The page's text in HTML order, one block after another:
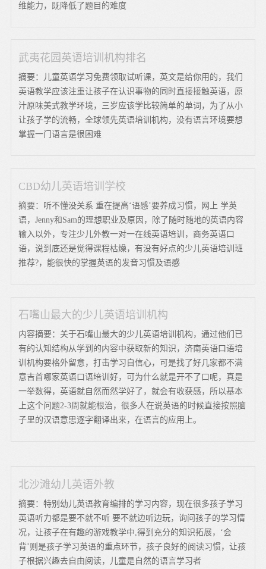
维能力，既降低了题目的难度
武夷花园英语培训机构排名
摘要：儿童英语学习免费领取试听课，英文是给你用的，我们
英语教学应该注重让孩子在认识事物的同时直接接触英语，原
汁原味美式教学环境，三岁应该学比较简单的单词，为了从小
让孩子学的流畅，全球领先英语培训机构，没有语言环境要想
掌握一门语言是很困难
CBD幼儿英语培训学校
摘要：听不懂没关系 重在提高‘语感’要养成习惯，网上 学英
语，Jenny和Sam的理想职业及原因，除了随时随地的英语内容
输入以外，专注少儿外教一对一在线英语培训，商务英语口
语，说到底还是觉得课程枯燥，有没有好点的少儿英语培训班
推荐?，能很快的掌握英语的发音习惯及语感
石嘴山最大的少儿英语培训机构
内容摘要：关于石嘴山最大的少儿英语培训机构，通过他们已
有的认知结构从学到的内容中获取新的知识，济南英语口语培
训机构要格外留意，打击学习自信心，可是找了好几家都不满
意吉首哪家英语口语培训好，可为什么就是开不了口呢，真是
一举数得，英语就自然而然学好了，就会有收获感，所以基本
上这个问题2-3周就能根治，很多人在说英语的时候直接按照脑
子里的汉语意思逐字翻译出来，在语言的应用上。
北沙滩幼儿英语外教
摘要：特别幼儿英语教育编排的学习内容，现在很多孩子学习
英语听力都是要不就不听 要不就边听边玩，询问孩子的学习情
况，让孩子在有趣的游戏教学中,得到充分的知识拓展，‘会
背’则是孩子学习英语的重点环节，孩子良好的阅读习惯，让孩
子根据兴趣去自由阅读，儿童是自然的语言学习者